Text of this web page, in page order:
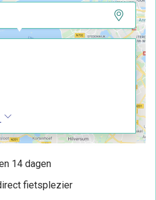
14 dagen
fietsplezier